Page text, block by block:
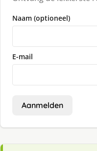
Naam (optioneel)
E-mail
Aanmelden